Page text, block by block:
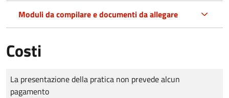
Moduli da compilare e documenti da allegare
Costi
Tipo di pagamento
Importo
La presentazione della pratica non prevede alcun
pagamento